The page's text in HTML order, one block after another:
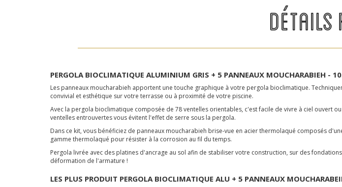
DÉTAILS
PERGOLA BIOCLIMATIQUE ALUMINIUM GRIS + 5 PANNEAUX MOUCHARABIEH -
Les panneaux moucharabieh apportent une touche graphique à votre pergola bioclimatique.
convivial et esthétique sur votre terrasse ou à proximité de votre piscine.
Avec la pergola bioclimatique composée de 78 ventelles orientables, c'est facile de vivre à ciel ouvert
ventelles entrouvertes vous évitent l'effet de serre sous la pergola.
Dans ce kit, vous bénéficiez de panneaux moucharabieh brise-vue en acier thermolaqué composés
gamme thermolaqué pour résister à la corrosion au fil du temps.
Pergola livrée avec des platines d'ancrage au sol afin de stabiliser votre construction, sur des
déformation de l'armature !
LES PLUS PRODUIT PERGOLA BIOCLIMATIQUE ALU + 5 PANNEAUX